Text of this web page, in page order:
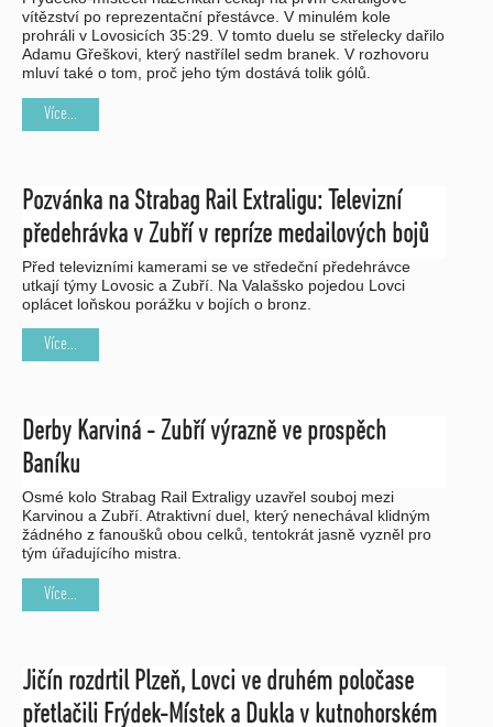
vítězství po reprezentační přestávce. V minulém kole
prohráli v Lovosicích 35:29. V tomto duelu se střelecky dařilo
Adamu Gřeškovi, který nastřílel sedm branek. V rozhovoru
mluví také o tom, proč jeho tým dostává tolik gólů.
Více...
Pozvánka na Strabag Rail Extraligu: Televizní
předehrávka v Zubří v repríze medailových bojů
Před televizními kamerami se ve středeční předehrávce
utkají týmy Lovosic a Zubří. Na Valašsko pojedou Lovci
oplácet loňskou porážku v bojích o bronz.
Více...
Derby Karviná - Zubří výrazně ve prospěch
Baníku
Osmé kolo Strabag Rail Extraligy uzavřel souboj mezi
Karvinou a Zubří. Atraktivní duel, který nenechával klidným
žádného z fanoušků obou celků, tentokrát jasně vyzněl pro
tým úřadujícího mistra.
Více...
Jičín rozdrtil Plzeň, Lovci ve druhém poločase
přetlačili Frýdek-Místek a Dukla v kutnohorském